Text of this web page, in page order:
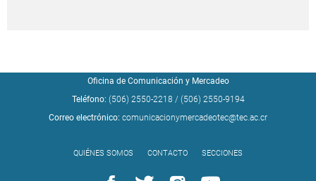
Oficina de Comunicación y Mercadeo
Teléfono: (506) 2550-2218 / (506) 2550-9194
Correo electrónico: comunicacionymercadeotec@tec.ac.cr
QUIÉNES SOMOS CONTACTO SECCIONES